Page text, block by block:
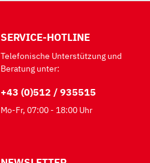
SERVICE-HOTLINE
Telefonische Unterstützung und
Beratung unter:
+43 (0)512 / 935515
Mo-Fr, 07:00 - 18:00 Uhr